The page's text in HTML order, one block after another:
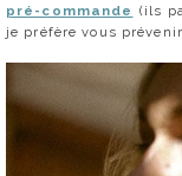
pré-commande (ils
je préfère vous